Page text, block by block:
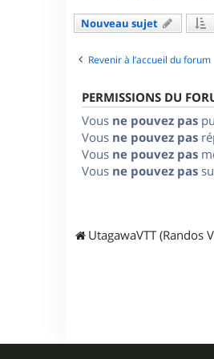
Nouveau sujet
Revenir à l’accueil du forum
PERMISSIONS DU
Vous ne pouvez pas
Vous ne pouvez pas
Vous ne pouvez pas
Vous ne pouvez pas
UtagawaVTT (Randos